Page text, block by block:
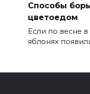
Способы
цветоедом
Если по весне
яблонях